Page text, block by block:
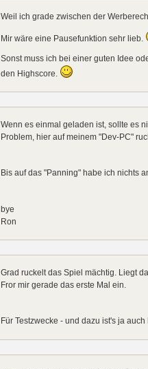
Weil ich grade zwischen der
Mir wäre eine Pausefunktion sehr lieb.
Sonst muss ich bei einer guten Idee
den Highscore.
Wenn es einmal geladen ist, sollte es
Problem, hier auf meinem "Dev-PC"
Bis auf das "Panning" habe ich nichts
bye
Ron
Grad ruckelt das Spiel mächtig. Liegt
Fror mir gerade das erste Mal ein.
Für Testzwecke - und dazu ist's ja